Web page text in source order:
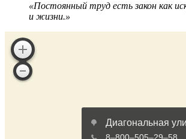
«Постоянный труд есть закон как
и жизни.»